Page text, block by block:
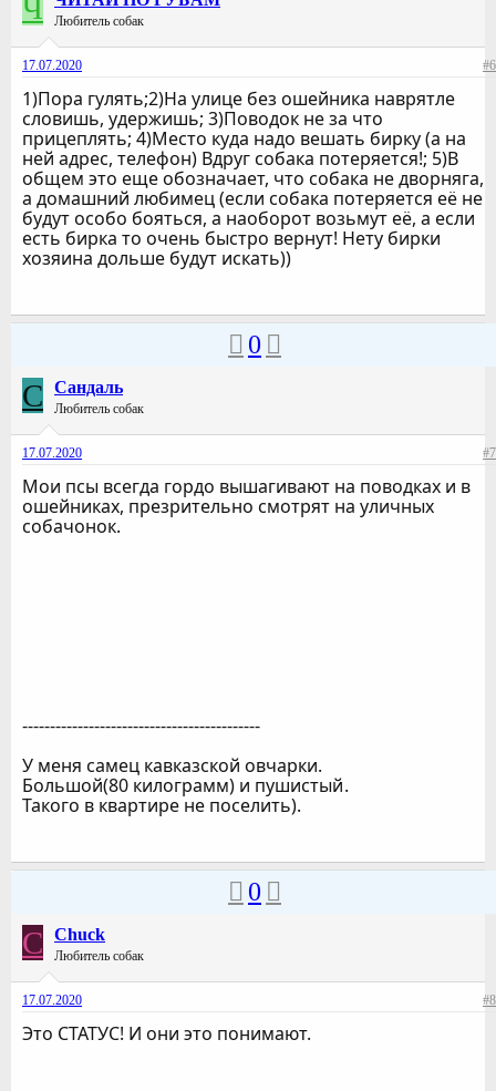
Ч Любитель собак
17.07.2020 #6
1)Пора гулять;2)На улице без ошейника наврятле
словишь, удержишь; 3)Поводок не за что
прицеплять; 4)Место куда надо вешать бирку (а на
ней адрес, телефон) Вдруг собака потеряется!; 5)В
общем это еще обозначает, что собака не дворняга,
а домашний любимец (если собака потеряется её не
будут особо бояться, а наоборот возьмут её, а если
есть бирка то очень быстро вернут! Нету бирки
хозяина дольше будут искать))
0
C Cандаль
Любитель собак
17.07.2020 #7
Мои псы всегда гордо вышагивают на поводках и в
ошейниках, презрительно смотрят на уличных
собачонок.
-------------------------------------------
У меня самец кавказской овчарки.
Большой(80 килограмм) и пушистый.
Такого в квартире не поселить).
0
C Chuck
Любитель собак
17.07.2020 #8
Это СТАТУС! И они это понимают.